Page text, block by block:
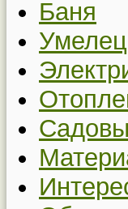
Баня
Умелец